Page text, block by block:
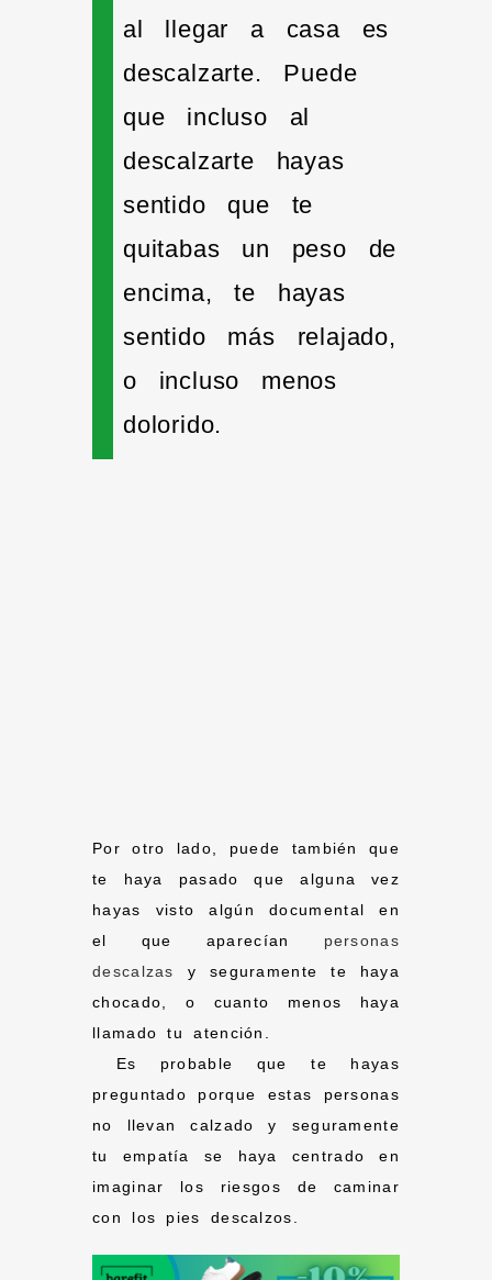
al llegar a casa es
descalzarte. Puede
que incluso al
descalzarte hayas
sentido que te
quitabas un peso de
encima, te hayas
sentido más relajado,
o incluso menos
dolorido.
Por otro lado, puede también que
te haya pasado que alguna vez
hayas visto algún documental en
el que aparecían personas
descalzas
y seguramente te haya
chocado, o cuanto menos haya
llamado tu atención.
Es probable que te hayas
preguntado porque estas personas
no llevan calzado y seguramente
tu empatía se haya centrado en
imaginar los riesgos de caminar
con los pies descalzos.